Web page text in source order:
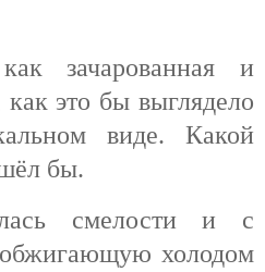
зачарованная и
как это бы выглядело
виде. Какой
бы.
смелости и с
холодом